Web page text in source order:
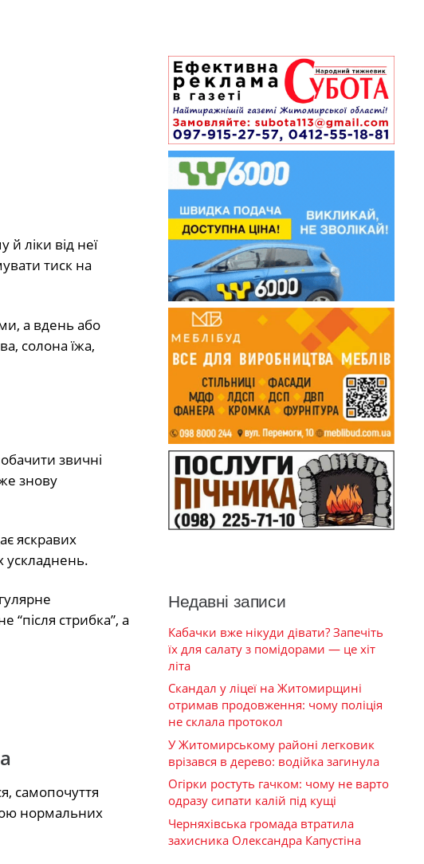
й ліки від неї
тиск на
а вдень або
солона їжа,
звичні
знову
яскравих
ускладнень.
“після стрибка”, а
самопочуття
нормальних
Недавні записи
Кабачки вже нікуди дівати? Запечіть
їх для салату з помідорами — це хіт
літа
Скандал у ліцеї на Житомирщині
отримав продовження: чому поліція
не склала протокол
У Житомирському районі легковик
врізався в дерево: водійка загинула
Огірки ростуть гачком: чому не варто
одразу сипати калій під кущі
Черняхівська громада втратила
захисника Олександра Капустіна